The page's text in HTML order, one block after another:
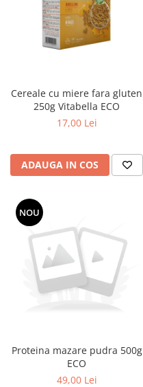
Cereale cu miere fara gluten
250g Vitabella ECO
17,00 Lei
ADAUGA IN COS
NOU
Proteina mazare pudra 500g
ECO
49,00 Lei